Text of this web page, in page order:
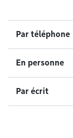
Par téléphone
En personne
Par écrit